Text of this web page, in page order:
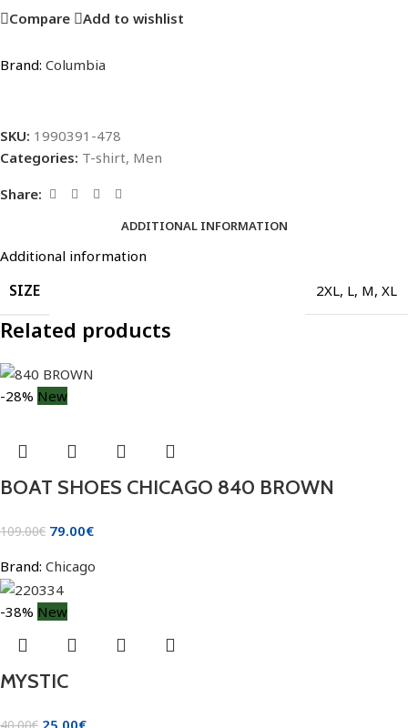
Compare Add to wishlist
Brand: Columbia
SKU: 1990391-478
Categories: T-shirt, Men
Share:
ADDITIONAL INFORMATION
Additional information
SIZE 2XL, L, M, XL
Related products
-28% New
BOAT SHOES CHICAGO 840 BROWN
109.00€ 79.00€
Brand: Chicago
-38% New
MYSTIC
25.00€